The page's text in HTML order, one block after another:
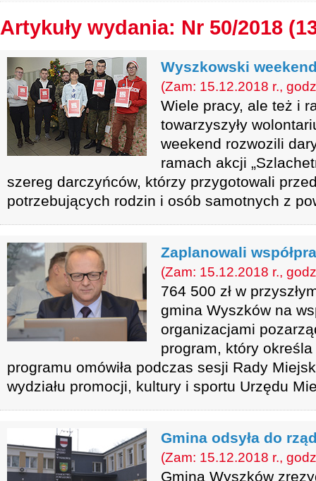
Artykuły wydania: Nr 50/2018
Wyszkowski
(Zam: 15.12.2018 r.,
Wiele pracy, ale też i
towarzyszyły
weekend rozwozili
ramach akcji
szereg darczyńców, którzy przygotowali
potrzebujących rodzin i osób samotnych z
Zaplanowali
(Zam: 15.12.2018 r.,
764 500 zł w
gmina Wyszków na
organizacjami
program, który
programu omówiła podczas sesji Rady
wydziału promocji, kultury i sportu Urzędu
Gmina odsyła do
(Zam: 15.12.2018 r.,
Gmina Wyszków